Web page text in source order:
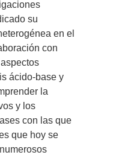
su
en el
con
ácido-base y
la
y los
con las que
que hoy se